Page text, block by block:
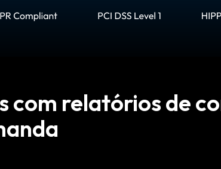
relatórios de